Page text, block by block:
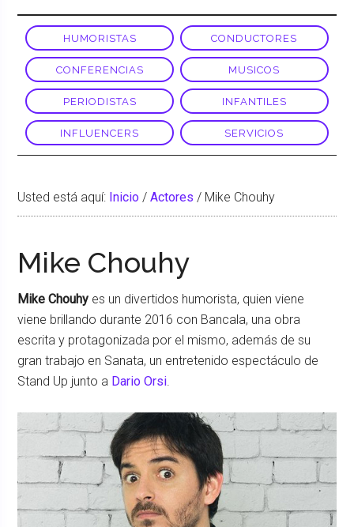
HUMORISTAS CONDUCTORES
CONFERENCIAS MUSICOS
PERIODISTAS INFANTILES
INFLUENCERS SERVICIOS
Usted está aquí: Inicio / Actores / Mike Chouhy
Mike Chouhy
Mike Chouhy es un divertidos humorista, quien viene
viene brillando durante 2016 con Bancala, una obra
escrita y protagonizada por el mismo, además de su
gran trabajo en Sanata, un entretenido espectáculo de
Stand Up junto a Dario Orsi.